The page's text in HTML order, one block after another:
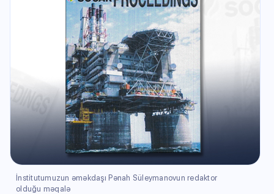
İnstitutumuzun əməkdaşı Pənah Süleymanovun redaktor
olduğu məqalə